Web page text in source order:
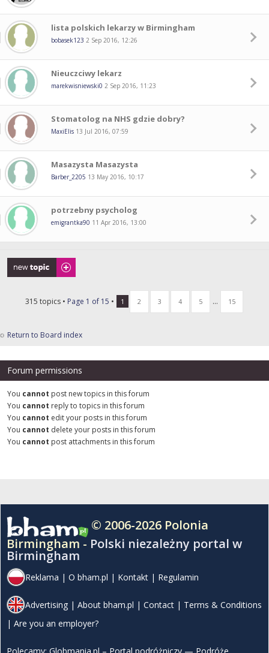
lista polskich lekarzy w Birmingham
bobasek123 2 Sep 2016, 12:26
Nieuczciwy lekarz
marekwisniewski0 2 Sep 2016, 11:23
Stomatolog na NHS gdzie dobry?
MaxiElis 13 Jul 2016, 07:59
Masazysta Masazysta
Barber_2205 13 May 2016, 10:17
potrzebny psycholog
emigrantka90 11 Apr 2016, 13:00
Post a new topic
315 topics • Page 1 of 15 • 1 2 3 4 5 ... 15
Return to Board index
Forum permissions
You cannot post new topics in this forum
You cannot reply to topics in this forum
You cannot edit your posts in this forum
You cannot delete your posts in this forum
You cannot post attachments in this forum
© 2006-2026 Polonia
Birmingham - Polski niezależny portal w
Birmingham
Reklama | O bham.pl | Kontakt | Regulamin
Advertising | About bham.pl | Contact | Terms & Conditions
| Are you an employer?